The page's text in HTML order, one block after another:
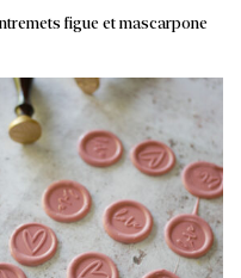
figue et mascarpone